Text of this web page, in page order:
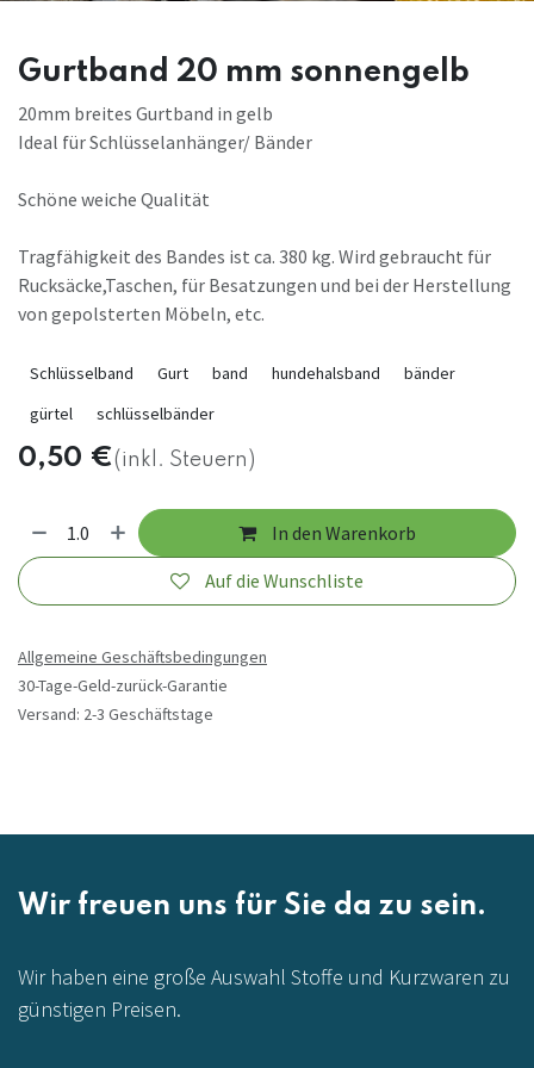
Gurtband 20 mm sonnengelb
20mm breites Gurtband in gelb
Ideal für Schlüsselanhänger/ Bänder
Schöne weiche Qualität
Tragfähigkeit des Bandes ist ca. 380 kg. Wird gebraucht für
Rucksäcke,Taschen, für Besatzungen und bei der Herstellung
von gepolsterten Möbeln, etc.
Schlüsselband Gurt band hundehalsband
bänder
gürtel
schlüsselbänder
0,50 €(inkl. Steuern)
In den Warenkorb
Auf die Wunschliste
Allgemeine Geschäftsbedingungen
30-Tage-Geld-zurück-Garantie
Versand: 2-3 Geschäftstage
Wir freuen uns für Sie da zu sein.
Wir haben eine große Auswahl Stoffe und Kurzwaren zu
günstigen Preisen.